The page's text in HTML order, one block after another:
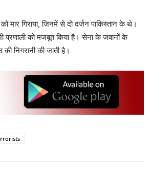
गिराया, जिनमें से दो दर्जन पाकिस्तान के थे।
प्रणाली को मजबूत किया है। सेना के जवानों के
निगरानी की जाती है।